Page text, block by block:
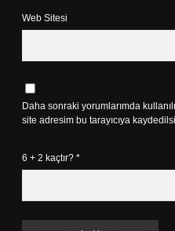
Web Sitesi
Daha sonraki yorumlarımda
site adresim bu tarayıcıya
6 + 2 kaçtır? *